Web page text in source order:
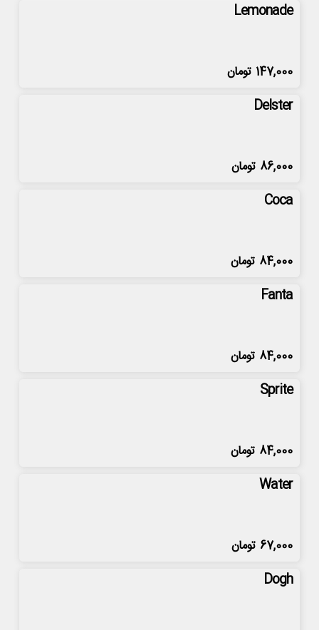
Lemonade
147,000 تومان
Delster
86,000 تومان
Coca
84,000 تومان
Fanta
84,000 تومان
Sprite
84,000 تومان
Water
67,000 تومان
Dogh